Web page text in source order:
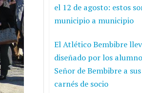
el 12 de agosto: estos
municipio a municipio
El Atlético Bembibre
diseñado por los
Señor de Bembibre a
carnés de socio